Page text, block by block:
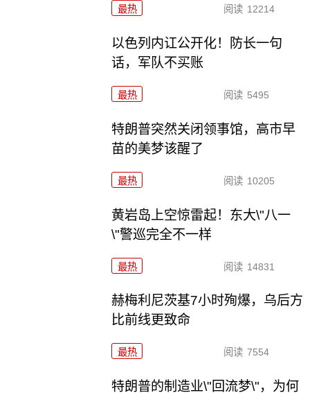
最热 阅读 12214
以色列内讧公开化！防长一句
话，军队不买账
最热 阅读 5495
特朗普突然关闭领事馆，高市早
苗的美梦该醒了
最热 阅读 10205
黄岩岛上空惊雷起！东大\"八一
\"警巡完全不一样
最热 阅读 14831
赫梅利尼茨基7小时殉爆，乌后方
比前线更致命
最热 阅读 7554
特朗普的制造业\"回流梦\"，为何